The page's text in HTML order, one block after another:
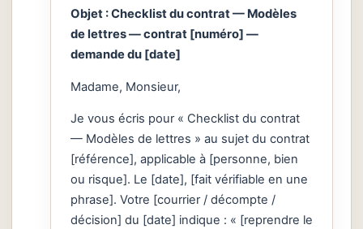
Objet : Checklist du contrat — Modèles
de lettres — contrat [numéro] —
demande du [date]
Madame, Monsieur,
Je vous écris pour « Checklist du contrat
— Modèles de lettres » au sujet du contrat
[référence], applicable à [personne, bien
ou risque]. Le [date], [fait vérifiable en une
phrase]. Votre [courrier / décompte /
décision] du [date] indique : « [reprendre le